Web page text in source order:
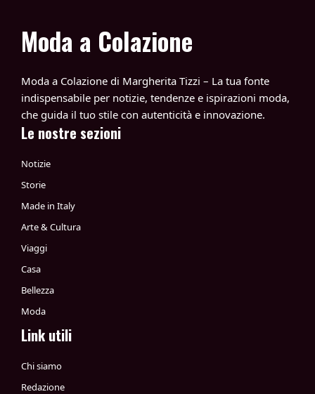
Moda a Colazione
Moda a Colazione di Margherita Tizzi – La tua fonte
indispensabile per notizie, tendenze e ispirazioni moda,
che guida il tuo stile con autenticità e innovazione.
Le nostre sezioni
Notizie
Storie
Made in Italy
Arte & Cultura
Viaggi
Casa
Bellezza
Moda
Link utili
Chi siamo
Redazione